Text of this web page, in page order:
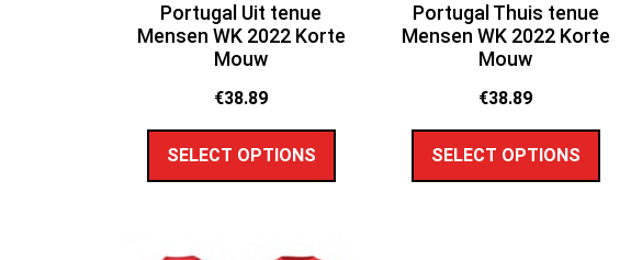
Portugal Uit tenue
Mensen WK 2022 Korte
Mouw
€38.89
SELECT OPTIONS
Portugal Thuis tenue
Mensen WK 2022 Korte
Mouw
€38.89
SELECT OPTIONS